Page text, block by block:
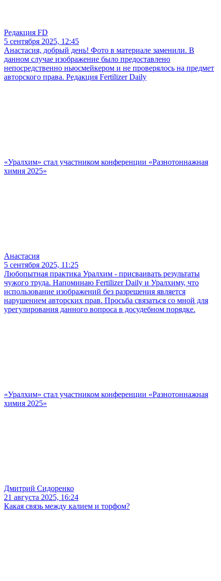
Редакция FD
5 сентября 2025, 12:45
Анастасия, добрый день! Фото в материале заменили. В
данном случае изображение было предоставлено
непосредственно ньюсмейкером и не проверялось на предмет
авторского права. Редакция Fertilizer Daily
«Уралхим» стал участником конференции «Разнотоннажная
химия 2025»
Анастасия
5 сентября 2025, 11:25
Любопытная практика Уралхим - присваивать результаты
чужого труда. Напоминаю Fertilizer Daily и Уралхиму, что
использование изображений без разрешения является
нарушением авторских прав. Просьба связаться со мной для
урегулирования данного вопроса в досудебном порядке.
«Уралхим» стал участником конференции «Разнотоннажная
химия 2025»
Дмитрий Сидоренко
21 августа 2025, 16:24
Какая связь между калием и торфом?